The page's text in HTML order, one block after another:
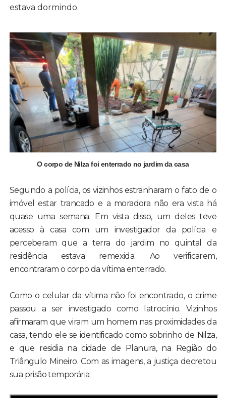
estava dormindo.
O corpo de Nilza foi enterrado no jardim da casa
Segundo a polícia, os vizinhos estranharam o fato de o
imóvel estar trancado e a moradora não era vista há
quase uma semana. Em vista disso, um deles teve
acesso à casa com um investigador da polícia e
perceberam que a terra do jardim no quintal da
residência estava remexida. Ao verificarem,
encontraram o corpo da vítima enterrado.
Como o celular da vítima não foi encontrado, o crime
passou a ser investigado como latrocínio. Vizinhos
afirmaram que viram um homem nas proximidades da
casa, tendo ele se identificado como sobrinho de Nilza,
e que residia na cidade de Planura, na Região do
Triângulo Mineiro. Com as imagens, a justiça decretou
sua prisão temporária.